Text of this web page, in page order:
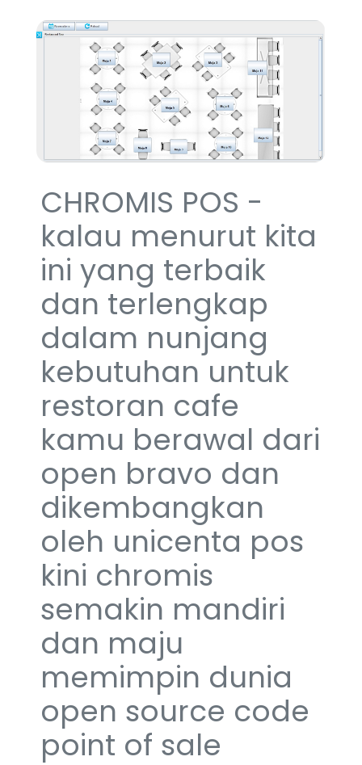
CHROMIS POS -
kalau menurut kita
ini yang terbaik
dan terlengkap
dalam nunjang
kebutuhan untuk
restoran cafe
kamu berawal dari
open bravo dan
dikembangkan
oleh unicenta pos
kini chromis
semakin mandiri
dan maju
memimpin dunia
open source code
point of sale